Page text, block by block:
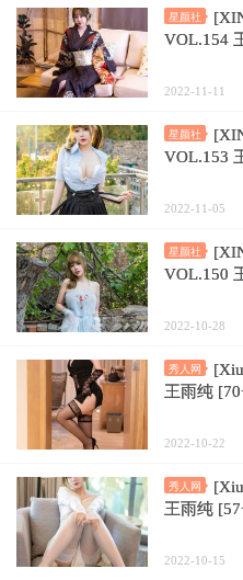
星颜社
VOL.154
2022-11-11
星颜社
VOL.153
2022-11-05
星颜社
VOL.150
2022-10-28
秀人网
王雨纯
2022-10-22
秀人网
王雨纯
2022-10-15